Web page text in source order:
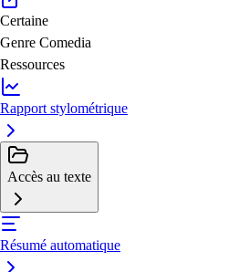
Certaine
Genre Comedia
Ressources
Rapport stylométrique
Accès au texte
Résumé automatique